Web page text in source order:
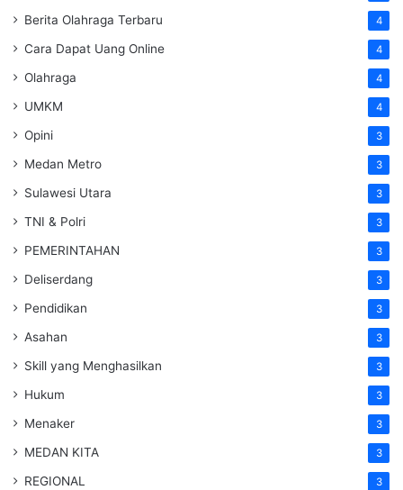
Berita Olahraga Terbaru 4
Cara Dapat Uang Online 4
Olahraga 4
UMKM 4
Opini 3
Medan Metro 3
Sulawesi Utara 3
TNI & Polri 3
PEMERINTAHAN 3
Deliserdang 3
Pendidikan 3
Asahan 3
Skill yang Menghasilkan 3
Hukum 3
Menaker 3
MEDAN KITA 3
REGIONAL 3